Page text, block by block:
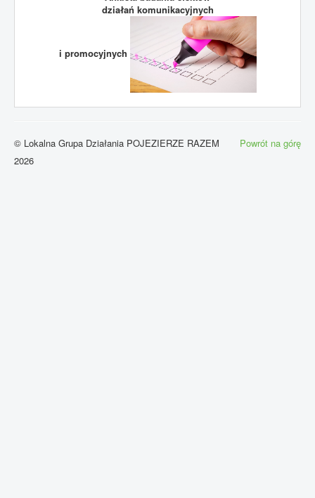
działań komunikacyjnych
i promocyjnych
Powrót na górę
© Lokalna Grupa Działania POJEZIERZE RAZEM
2026